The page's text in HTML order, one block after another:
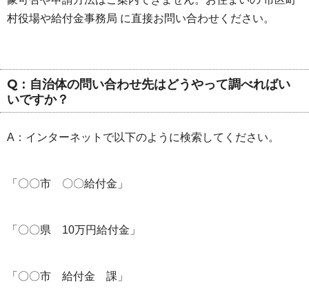
村役場や給付金事務局 に直接お問い合わせください。
Q：自治体の問い合わせ先はどうやって調べればい
いですか？
A：インターネットで以下のように検索してください。
「〇〇市 〇〇給付金」
「〇〇県 10万円給付金」
「〇〇市 給付金 課」